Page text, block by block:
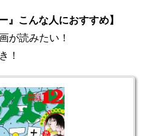
』こんな人におすすめ】
が読みたい！
！